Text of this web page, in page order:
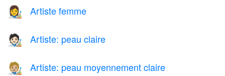
👩‍🎨 Artiste femme
🧑🏻‍🎨 Artiste: peau claire
🧑🏼‍🎨 Artiste: peau moyennement claire